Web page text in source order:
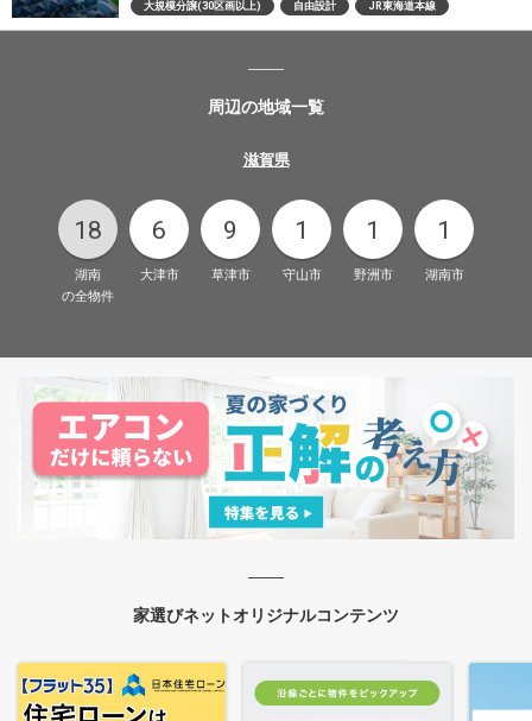
大規模分譲(30区画以上) 自由設計 JR東海道本線
周辺の地域一覧
滋賀県
18
湖南
の全物件
6
大津市
9
草津市
1
守山市
1
野洲市
1
湖南市
家選びネットオリジナルコンテンツ